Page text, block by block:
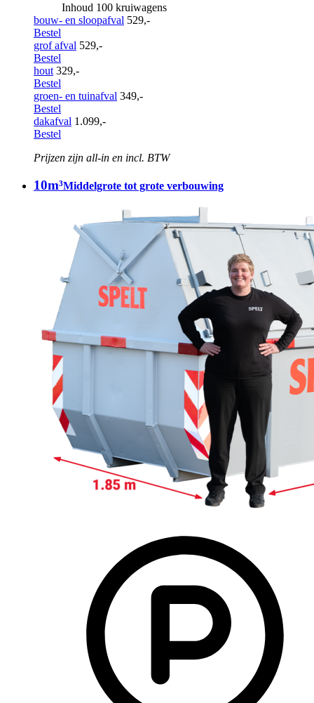
Inhoud 100 kruiwagens
bouw- en sloopafval 529,-
Bestel
grof afval 529,-
Bestel
hout 329,-
Bestel
groen- en tuinafval 349,-
Bestel
dakafval 1.099,-
Bestel
Prijzen zijn all-in en incl. BTW
10m³Middelgrote tot grote verbouwing